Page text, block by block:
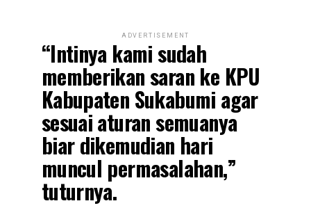
ADVERTISEMENT
“Intinya kami sudah
memberikan saran ke KPU
Kabupaten Sukabumi agar
sesuai aturan semuanya
biar dikemudian hari
muncul permasalahan,”
tuturnya.